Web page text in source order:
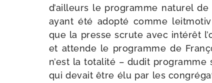
d’ailleurs le pro­gramme natu­rel de
ayant été adop­té comme
que la presse scrute avec inté­rêt
et attende le pro­gramme de
n’est la tota­li­té – dudit
qui devait être élu par les